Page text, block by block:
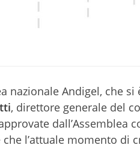
nazionale Andigel, che
, direttore generale del
dall’Assemblea
l’attuale momento